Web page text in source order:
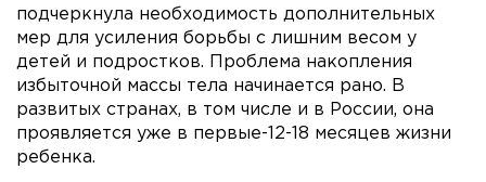
подчеркнула необходимость дополнительных
мер для усиления борьбы с лишним весом у
детей и подростков. Проблема накопления
избыточной массы тела начинается рано. В
развитых странах, в том числе и в России, она
проявляется уже в первые-12-18 месяцев жизни
ребенка.